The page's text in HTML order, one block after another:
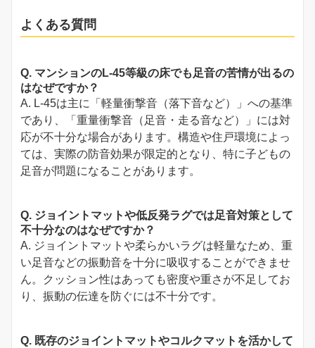
よくある質問
Q. マンションのL-45等級の床でも足音の苦情が出るの
はなぜですか？
A. L-45は主に「軽量衝撃音（落下音など）」への基準
であり、「重量衝撃音（足音・走る音など）」には対
応が不十分な場合があります。構造や住戸環境によっ
ては、実際の防音効果が限定的となり、特に子どもの
足音が問題になることがあります。
Q. ジョイントマットや低反発ラグでは足音対策として
不十分なのはなぜですか？
A. ジョイントマットや柔らかいラグは軽量なため、重
い足音などの振動音を十分に吸収することができませ
ん。クッション性はあっても密度や重さが不足してお
り、振動の伝達を防ぐには不十分です。
Q. 既存のジョイントマットやコルクマットを活かして